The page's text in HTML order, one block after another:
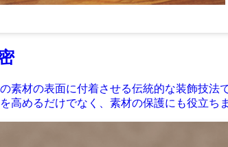
素材の表面に付着させる伝統的な装飾技
高めるだけでなく、素材の保護にも役立ちま